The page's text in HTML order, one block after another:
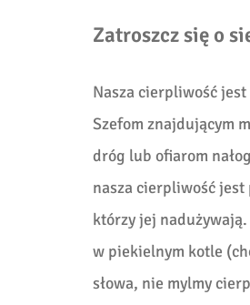
Zatroszcz się o
Nasza cierpliwość
Szefom znajdującym
dróg lub ofiarom
nasza cierpliwość
którzy jej nadużywają.
w piekielnym kotle
słowa, nie mylmy